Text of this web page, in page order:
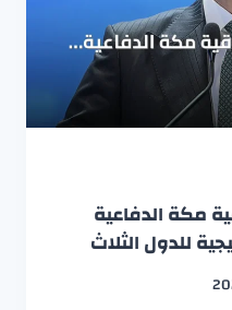
مكة الدفاعية
للدول الثلاث